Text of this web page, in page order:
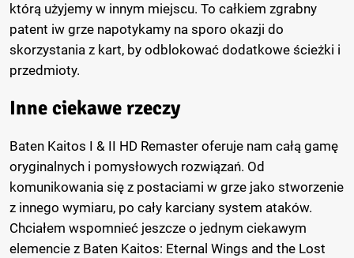
którą użyjemy w innym miejscu. To całkiem zgrabny
patent iw grze napotykamy na sporo okazji do
skorzystania z kart, by odblokować dodatkowe ścieżki i
przedmioty.
Inne ciekawe rzeczy
Baten Kaitos I & II HD Remaster oferuje nam całą gamę
oryginalnych i pomysłowych rozwiązań. Od
komunikowania się z postaciami w grze jako stworzenie
z innego wymiaru, po cały karciany system ataków.
Chciałem wspomnieć jeszcze o jednym ciekawym
elemencie z Baten Kaitos: Eternal Wings and the Lost